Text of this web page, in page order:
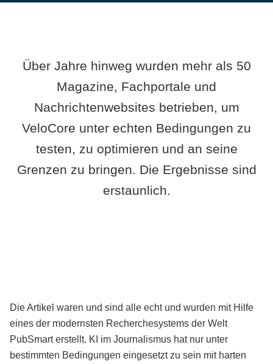
Über Jahre hinweg wurden mehr als 50
Magazine, Fachportale und
Nachrichtenwebsites betrieben, um
VeloCore unter echten Bedingungen zu
testen, zu optimieren und an seine
Grenzen zu bringen. Die Ergebnisse sind
erstaunlich.
Die Artikel waren und sind alle echt und wurden mit Hilfe
eines der modernsten Recherchesystems der Welt
PubSmart erstellt. KI im Journalismus hat nur unter
bestimmten Bedingungen eingesetzt zu sein mit harten